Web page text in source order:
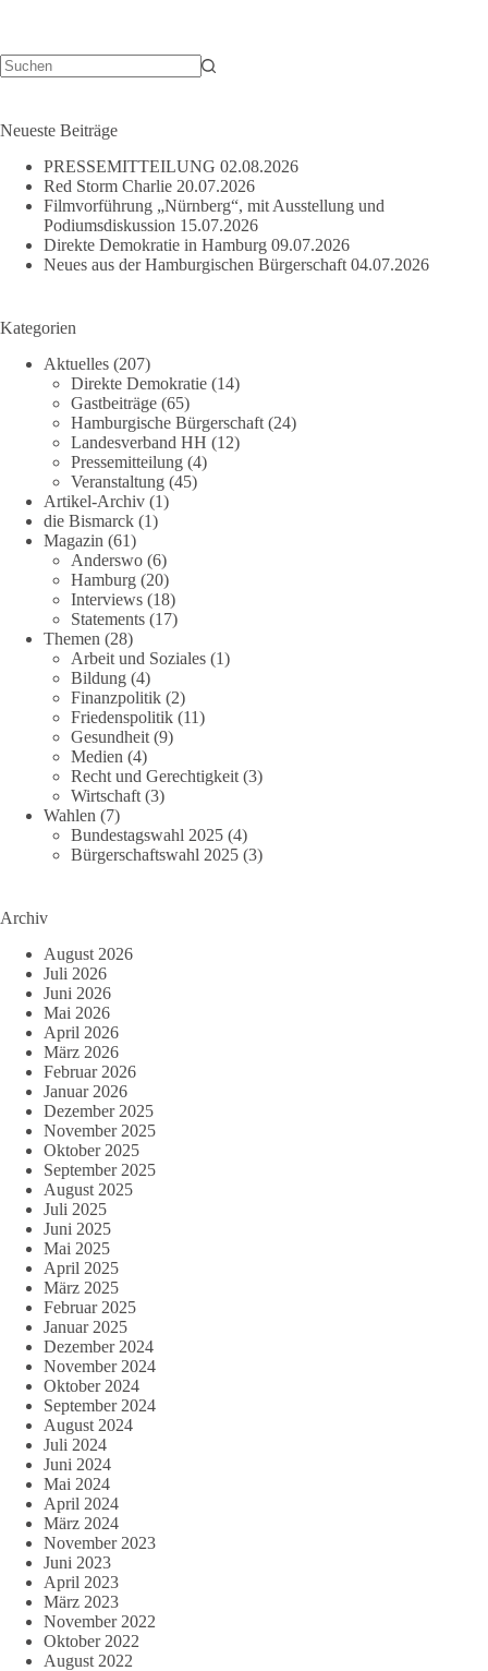
Neueste Beiträge
PRESSEMITTEILUNG 02.08.2026
Red Storm Charlie 20.07.2026
Filmvorführung „Nürnberg“, mit Ausstellung und
Podiumsdiskussion 15.07.2026
Direkte Demokratie in Hamburg 09.07.2026
Neues aus der Hamburgischen Bürgerschaft 04.07.2026
Kategorien
Aktuelles (207)
Direkte Demokratie (14)
Gastbeiträge (65)
Hamburgische Bürgerschaft (24)
Landesverband HH (12)
Pressemitteilung (4)
Veranstaltung (45)
Artikel-Archiv (1)
die Bismarck (1)
Magazin (61)
Anderswo (6)
Hamburg (20)
Interviews (18)
Statements (17)
Themen (28)
Arbeit und Soziales (1)
Bildung (4)
Finanzpolitik (2)
Friedenspolitik (11)
Gesundheit (9)
Medien (4)
Recht und Gerechtigkeit (3)
Wirtschaft (3)
Wahlen (7)
Bundestagswahl 2025 (4)
Bürgerschaftswahl 2025 (3)
Archiv
August 2026
Juli 2026
Juni 2026
Mai 2026
April 2026
März 2026
Februar 2026
Januar 2026
Dezember 2025
November 2025
Oktober 2025
September 2025
August 2025
Juli 2025
Juni 2025
Mai 2025
April 2025
März 2025
Februar 2025
Januar 2025
Dezember 2024
November 2024
Oktober 2024
September 2024
August 2024
Juli 2024
Juni 2024
Mai 2024
April 2024
März 2024
November 2023
Juni 2023
April 2023
März 2023
November 2022
Oktober 2022
August 2022